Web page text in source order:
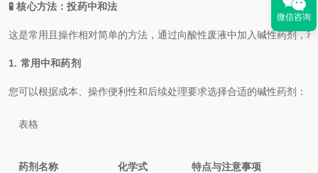
🧪 核心方法：投药中和法
这是常用且操作相对简单的方法，通过向酸性废液中加入碱性药剂，
1. 常用中和药剂
您可以根据成本、操作便利性和后续处理要求选择合适的碱性药剂：
表格
药剂名称 化学式 特点与注意事项
微信咨询